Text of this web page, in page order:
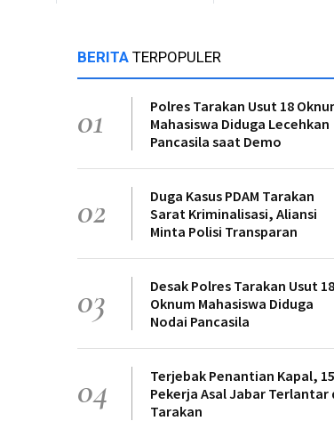
BERITATERPOPULER
01
Polres Tarakan Usut 18
Mahasiswa Diduga Lecehkan
Pancasila saat Demo
02
Duga Kasus PDAM Tarakan
Sarat Kriminalisasi, Aliansi
Minta Polisi Transparan
03
Desak Polres Tarakan Usut 18
Oknum Mahasiswa Diduga
Nodai Pancasila
04
Terjebak Penantian Kapal, 15
Pekerja Asal Jabar Terlantar
Tarakan